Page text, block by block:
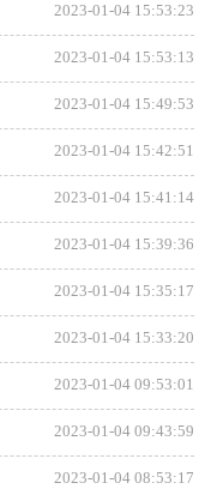
2023-01-04 15:53:23
2023-01-04 15:53:13
2023-01-04 15:49:53
2023-01-04 15:42:51
2023-01-04 15:41:14
2023-01-04 15:39:36
2023-01-04 15:35:17
2023-01-04 15:33:20
2023-01-04 09:53:01
2023-01-04 09:43:59
2023-01-04 08:53:17